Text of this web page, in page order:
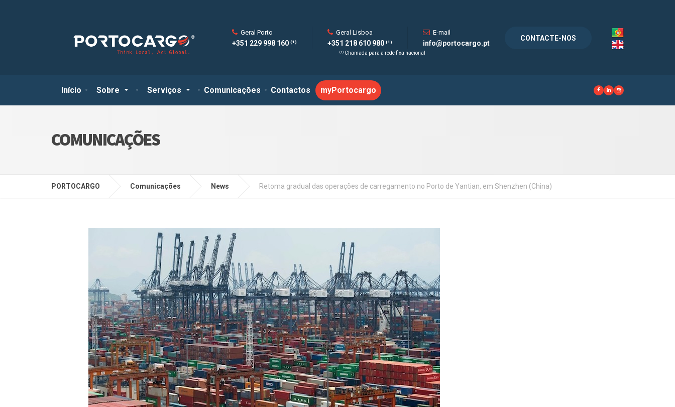
Início Sobre Serviços Comunicações Contactos myPortocargo
Geral Porto
+351 229 998 160 ⁽¹⁾
Geral Lisboa
+351 218 610 980 ⁽¹⁾
E-mail
info@portocargo.pt
CONTACTE-NOS
⁽¹⁾ Chamada para a rede fixa nacional
COMUNICAÇÕES
PORTOCARGO Comunicações News Retoma gradual das operações de carregamento no Porto de Yantian, em Shenzhen (China)